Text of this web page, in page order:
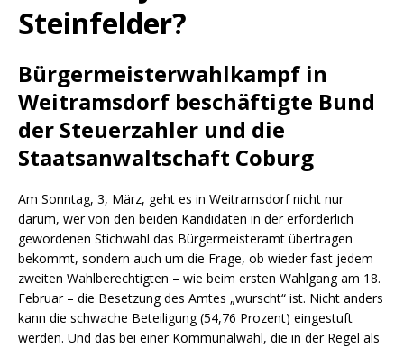
Steinfelder?
Bürgermeisterwahlkampf in
Weitramsdorf beschäftigte Bund
der Steuerzahler und die
Staatsanwaltschaft Coburg
Am Sonntag, 3, März, geht es in Weitramsdorf nicht nur
darum, wer von den beiden Kandidaten in der erforderlich
gewordenen Stichwahl das Bürgermeisteramt übertragen
bekommt, sondern auch um die Frage, ob wieder fast jedem
zweiten Wahlberechtigten – wie beim ersten Wahlgang am 18.
Februar – die Besetzung des Amtes „wurscht“ ist. Nicht anders
kann die schwache Beteiligung (54,76 Prozent) eingestuft
werden. Und das bei einer Kommunalwahl, die in der Regel als